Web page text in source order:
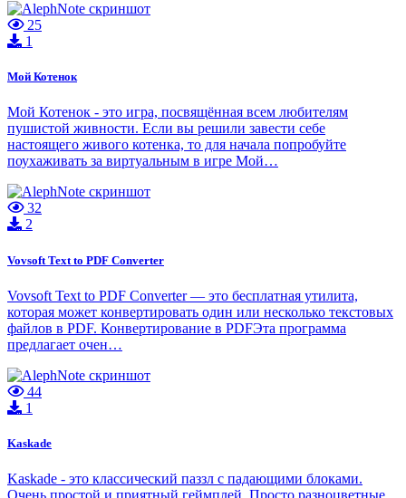
25
1
Мой Котенок
Мой Котенок - это игра, посвящённая всем любителям
пушистой живности. Если вы решили завести себе
настоящего живого котенка, то для начала попробуйте
поухаживать за виртуальным в игре Мой…
32
2
Vovsoft Text to PDF Converter
Vovsoft Text to PDF Converter — это бесплатная утилита,
которая может конвертировать один или несколько текстовых
файлов в PDF. Конвертирование в PDFЭта программа
предлагает очен…
44
1
Kaskade
Kaskade - это классический паззл с падающими блоками.
Очень простой и приятный геймплей. Просто разноцветные